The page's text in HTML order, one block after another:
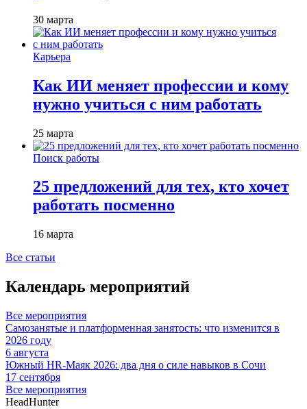
30 марта
Карьера
Как ИИ меняет профессии и кому
нужно учиться с ним работать
25 марта
Поиск работы
25 предложений для тех, кто хочет
работать посменно
16 марта
Все статьи
Календарь мероприятий
Все мероприятия
Самозанятые и платформенная занятость: что изменится в
2026 году
6 августа
Южный HR-Маяк 2026: два дня о силе навыков в Сочи
17 сентября
Все мероприятия
HeadHunter